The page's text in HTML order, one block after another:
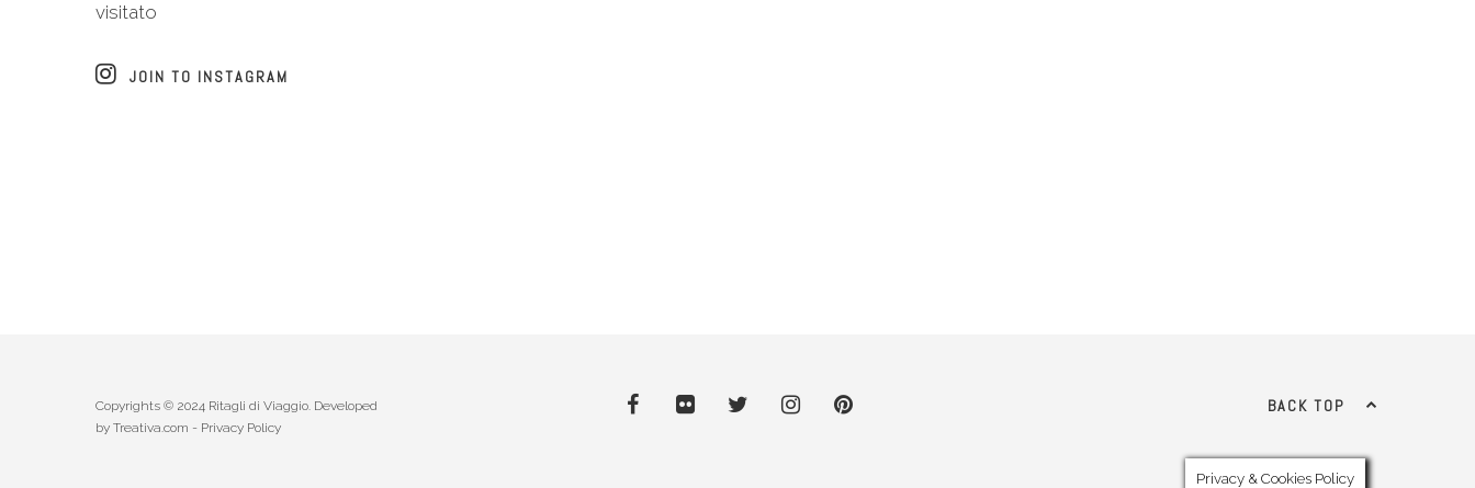
visitato
JOIN TO INSTAGRAM
Copyrights © 2024 Ritagli di Viaggio. Developed
by Treativa.com - Privacy Policy
BACK TOP
Privacy & Cookies Policy